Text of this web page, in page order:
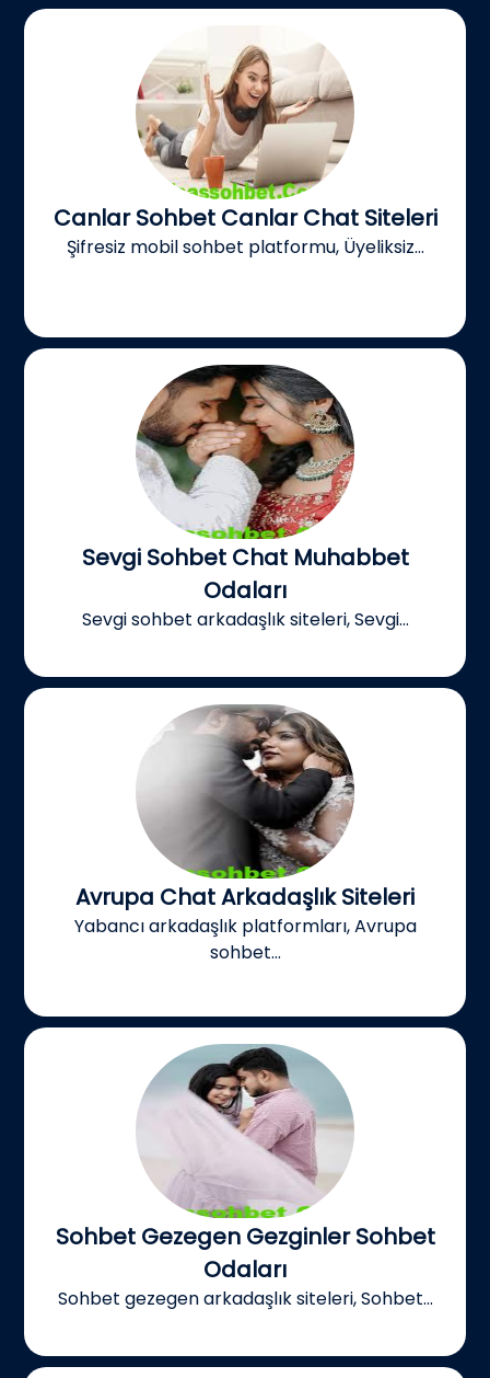
Canlar Sohbet Canlar Chat Siteleri
Şifresiz mobil sohbet platformu, Üyeliksiz...
Sevgi Sohbet Chat Muhabbet
Odaları
Sevgi sohbet arkadaşlık siteleri, Sevgi...
Avrupa Chat Arkadaşlık Siteleri
Yabancı arkadaşlık platformları, Avrupa
sohbet...
Sohbet Gezegen Gezginler Sohbet
Odaları
Sohbet gezegen arkadaşlık siteleri, Sohbet...